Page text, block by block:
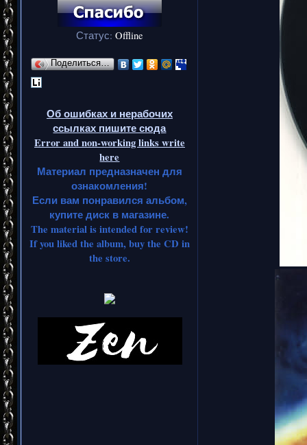
Статус: Offline
Поделиться…
Об ошибках и нерабочих
ссылках пишите сюда
Error and non-working links write
here
Материал предназначен для
ознакомления!
Если вам понравился альбом,
купите диск в магазине.
The material is intended for review!
If you liked the album, buy the CD in
the store.